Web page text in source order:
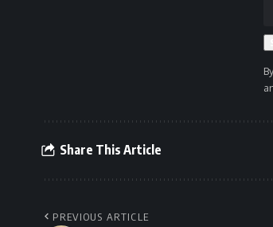
Share This Article
PREVIOUS ARTICLE